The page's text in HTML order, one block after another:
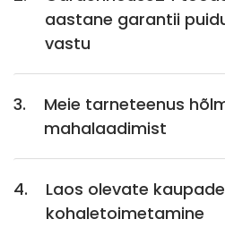
aastane garantii
vastu
3.
Meie tarneteenus
mahalaadimist
4.
Laos olevate
kohaletoimetamine